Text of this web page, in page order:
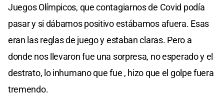
Juegos Olímpicos, que contagiarnos de Covid podía
pasar y si dábamos positivo estábamos afuera. Esas
eran las reglas de juego y estaban claras. Pero a
donde nos llevaron fue una sorpresa, no esperado y el
destrato, lo inhumano que fue , hizo que el golpe fuera
tremendo.